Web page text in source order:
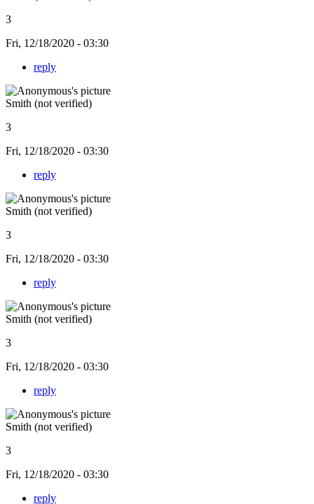
3
Fri, 12/18/2020 - 03:30
reply
Smith (not verified)
3
Fri, 12/18/2020 - 03:30
reply
Smith (not verified)
3
Fri, 12/18/2020 - 03:30
reply
Smith (not verified)
3
Fri, 12/18/2020 - 03:30
reply
Smith (not verified)
3
Fri, 12/18/2020 - 03:30
reply